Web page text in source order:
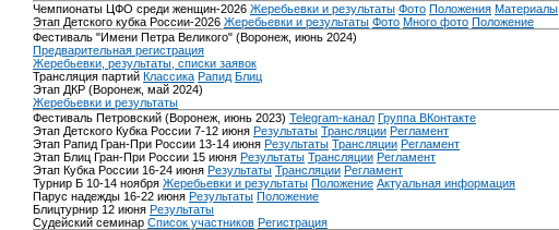
Чемпионаты ЦФО среди женщин-2026 Жеребьевки и результаты Фото Положения Материалы
Этап Детского кубка России-2026 Жеребьевки и результаты Фото Много фото Положение
Фестиваль "Имени Петра Великого" (Воронеж, июнь 2024)
Предварительная регистрация
Жеребьевки, результаты, списки заявок
Трансляция партий Классика Рапид Блиц
Этап ДКР (Воронеж, май 2024)
Жеребьевки и результаты
Фестиваль Петровский (Воронеж, июнь 2023) Telegram-канал Группа ВКонтакте
Этап Детского Кубка России 7-12 июня Результаты Трансляции Регламент
Этап Рапид Гран-При России 13-14 июня Результаты Трансляции Регламент
Этап Блиц Гран-При России 15 июня Результаты Трансляции Регламент
Этап Кубка России 16-24 июня Результаты Трансляции Регламент
Турнир Б 10-14 ноября Жеребьевки и результаты Положение Актуальная информация
Парус надежды 16-22 июня Результаты Положение
Блицтурнир 12 июня Результаты
Судейский семинар Список участников Регистрация